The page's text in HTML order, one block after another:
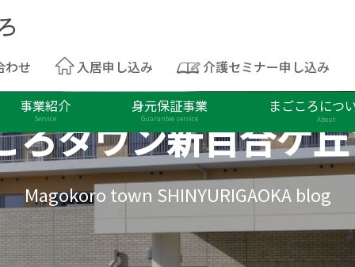
わせ 入居申し込み 介護セミナー申し込み
事業紹介
Service
身元保証事業
Guarantee service
まごころにつ
About
ろタウン新百合ケ
Magokoro town SHINYURIGAOKA blog